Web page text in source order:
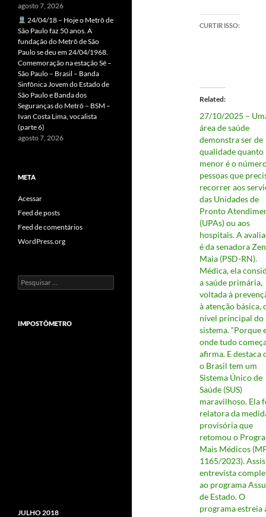
CURTIR ISSO:
Related
27/10/2025 –
área de saúde
demonstra ser de
qualidade quanto
menor é o
pessoas que
recorrer aos
das Unidades de
Pronto
(UPAs) ou aos
hospitais. A
é da senadora
Maia (PSD-RN).
Médica, ela
a saúde primária,
voltada à
à atenção básica,
nível principal do
sistema. “Porque
onde tudo
afirma. E destaca
o Brasil tem um
Sistema Único de
Saúde (SUS)
maravilhoso. Ela
relatora da
provisória que
retomou o
Mais Médicos
1165/2023).
entrevista
ao programa
de Estado. O
programa estreia
agosto 7, 2026
24/04/18 – Hoje o Metrô de
São Paulo faz 50 anos. A
fundação do Metrô de São
Paulo se deu em 24/04/1968.
Comemoração na estação Sé –
São Paulo – Brasil – Banda
Sinfônica Jovem do Estado de
São Paulo e Banda dos
Seguranças do Metrô – BSM –
Ivan Costa Lima, vocalista
(parte 6)
agosto 7, 2026
META
Acessar
Feed de posts
Feed de comentários
WordPress.org
Pesquisar
por:
IMPOSTÔMETRO
JULHO 2018